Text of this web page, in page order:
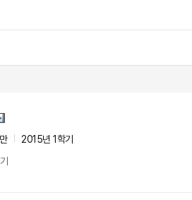
2015년 1학기